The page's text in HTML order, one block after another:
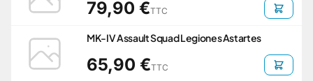
79,90 €TTC
MK-IV Assault Squad Legiones Astartes
65,90 €TTC